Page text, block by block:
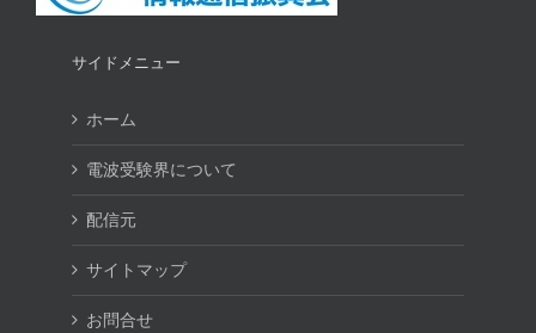
サイドメニュー
ホーム
電波受験界について
配信元
サイトマップ
お問合せ